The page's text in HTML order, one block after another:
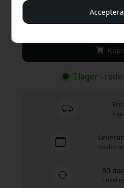
349
Köp
I lager -
Fri
Snabb
30
Enkel